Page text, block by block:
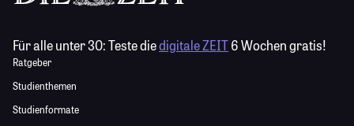
Für alle unter 30:Teste diedigitale ZEIT6 Wochen gratis!
Ratgeber
Studienthemen
Studienformate